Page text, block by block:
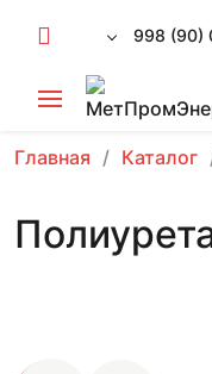
998 (90)
Главная Каталог